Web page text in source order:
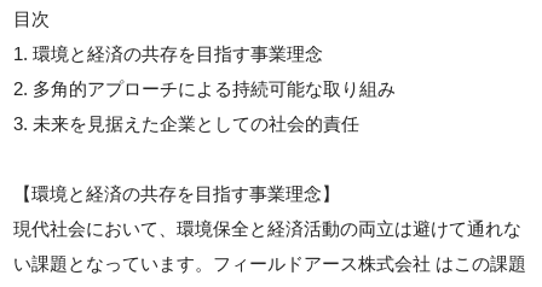
目次
1. 環境と経済の共存を目指す事業理念
2. 多角的アプローチによる持続可能な取り組み
3. 未来を見据えた企業としての社会的責任
【環境と経済の共存を目指す事業理念】
現代社会において、環境保全と経済活動の両立は避けて通れな
い課題となっています。フィールドアース株式会社 はこの課題